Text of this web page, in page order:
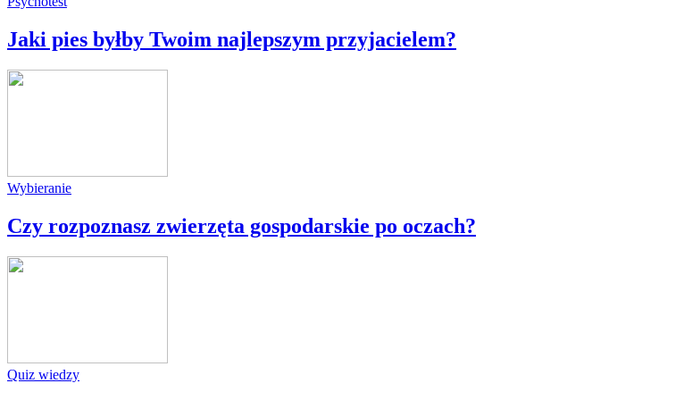
Jaki pies byłby Twoim najlepszym przyjacielem?
Wybieranie
Czy rozpoznasz zwierzęta gospodarskie po oczach?
Quiz wiedzy